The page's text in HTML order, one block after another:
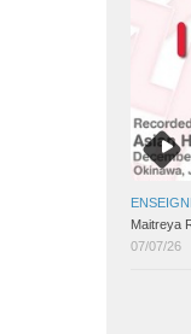
Maitreya
07/07/26